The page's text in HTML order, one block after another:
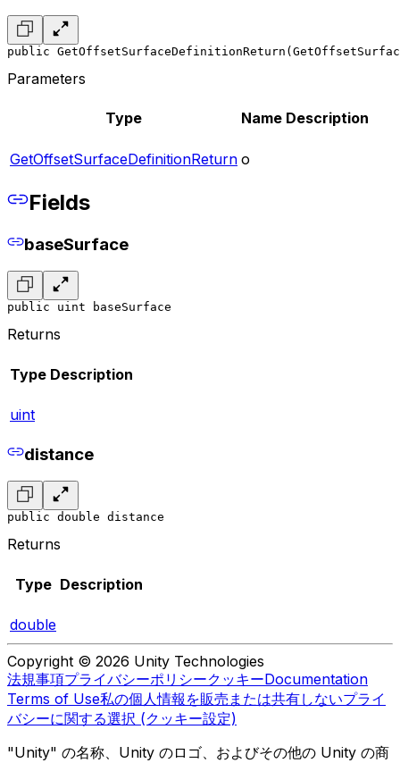
public
Parameters
Type Name Description
GetOffsetSurfaceDefinitionReturn o
Fields
baseSurface
public uint baseSurface
Returns
Type Description
uint
distance
public double distance
Returns
Type Description
double
Copyright © 2026 Unity Technologies
法規事項プライバシーポリシークッキーDocumentation
Terms of Use私の個人情報を販売または共有しないプライ
バシーに関する選択 (クッキー設定)
"Unity" の名称、Unity のロゴ、およびその他の Unity の商